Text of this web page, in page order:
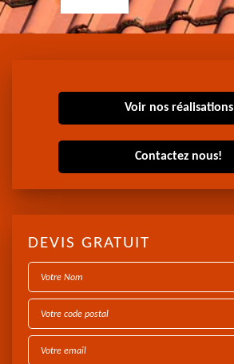
Voir nos réalisations
Contactez nous!
DEVIS GRATUIT